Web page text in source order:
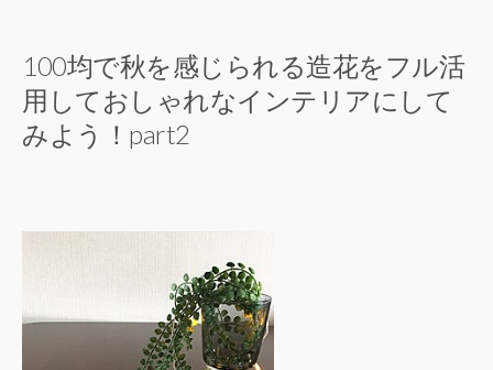
100均で秋を感じられる造花をフル活
用しておしゃれなインテリアにして
みよう！part2